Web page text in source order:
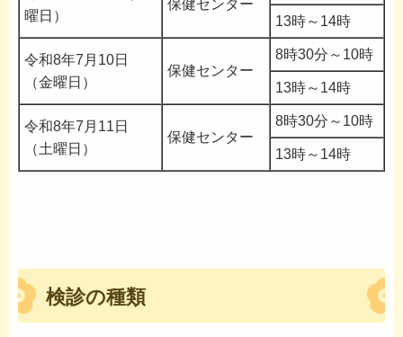
曜日）
保健センター
13時～14時
令和8年7月10日
（金曜日）
保健センター
8時30分～10時
13時～14時
令和8年7月11日
（土曜日）
保健センター
8時30分～10時
13時～14時
検診の種類